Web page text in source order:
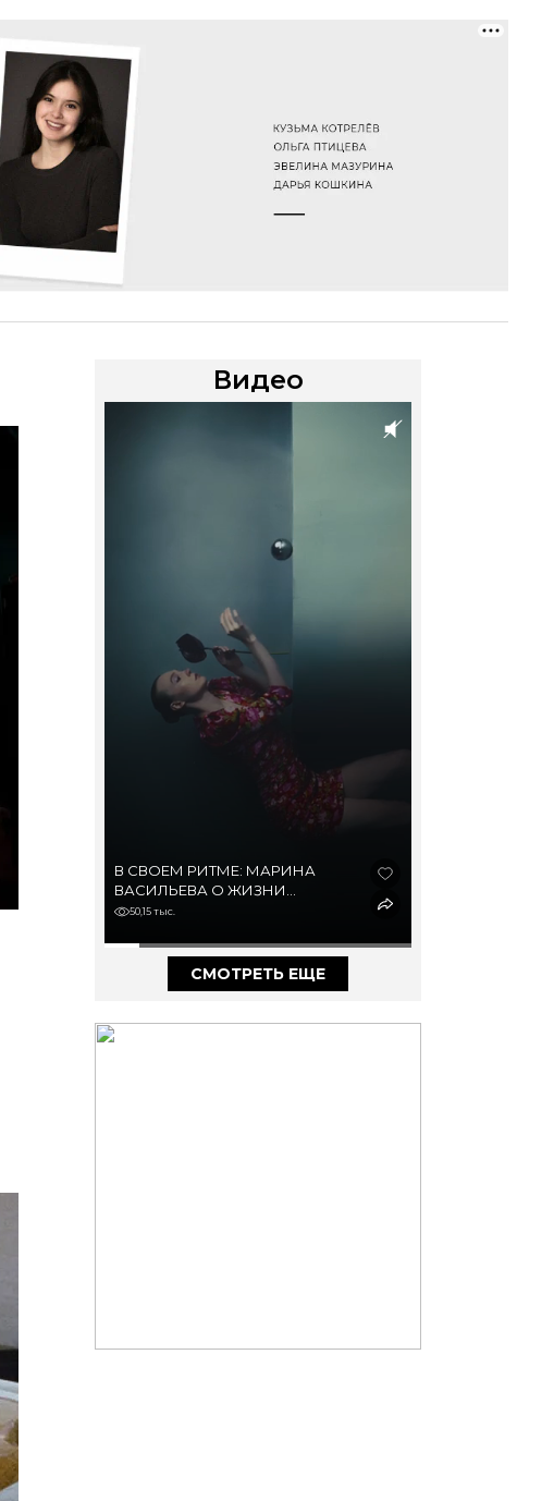
В СВОЕМ РИТМЕ: МАРИНА
ВАСИЛЬЕВА О ЖИЗНИ
В ДЕРЕВНЕ И МЕГАПОЛИСЕ,
ИЗ САМЫХ СЛОЖНЫХ РОЛЕЙ
В КАРЬЕРЕ
50,15 тыс.
СМОТРЕТЬ ЕЩЕ